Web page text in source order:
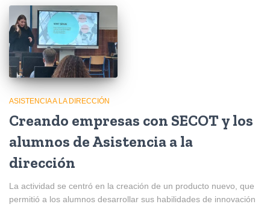
ASISTENCIA A LA DIRECCIÓN
Creando empresas con SECOT y los
alumnos de Asistencia a la
dirección
La actividad se centró en la creación de un producto nuevo, que
permitió a los alumnos desarrollar sus habilidades de innovación